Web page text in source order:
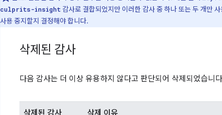
culprits-insight 감사로 결합되었지만 이러한 감사 중 하나 또는 두 개만
사용 중지할지 결정해야 합니다.
삭제된 감사
다음 감사는 더 이상 유용하지 않다고 판단되어 삭제되었습니
삭제된 감사 삭제 이유